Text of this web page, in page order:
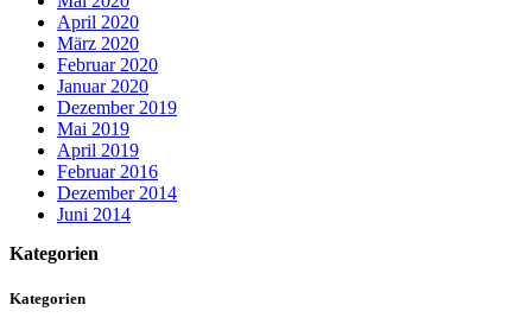
April 2020
März 2020
Februar 2020
Januar 2020
Dezember 2019
Mai 2019
April 2019
Februar 2016
Dezember 2014
Juni 2014
Kategorien
Kategorien